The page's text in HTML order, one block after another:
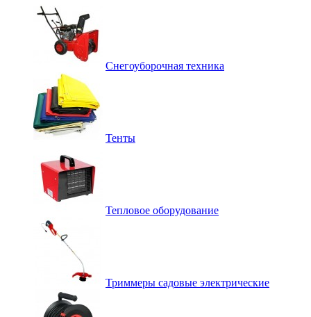
Снегоуборочная техника
Тенты
Тепловое оборудование
Триммеры садовые электрические